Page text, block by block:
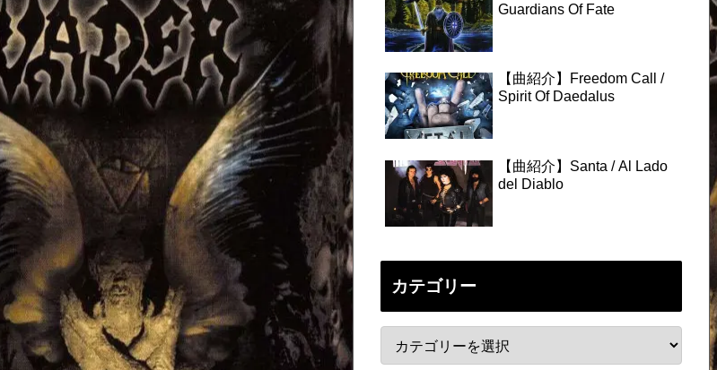
Guardians Of Fate
【曲紹介】Freedom Call /
Spirit Of Daedalus
【曲紹介】Santa / Al Lado
del Diablo
カテゴリー